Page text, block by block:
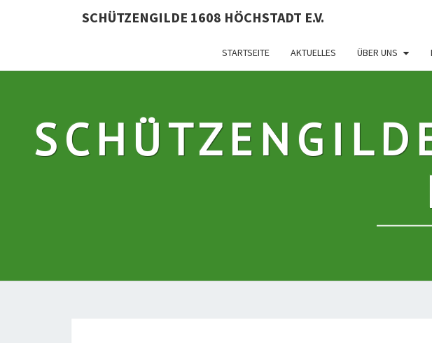
SCHÜTZENGILDE 1608 HÖCHSTADT E.V.
STARTSEITE AKTUELLES ÜBER UNS